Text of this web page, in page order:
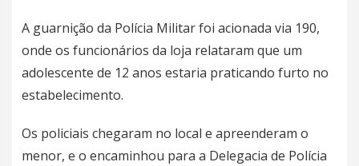
A guarnição da Polícia Militar foi acionada via 190,
onde os funcionários da loja relataram que um
adolescente de 12 anos estaria praticando furto no
estabelecimento.
Os policiais chegaram no local e apreenderam o
menor, e o encaminhou para a Delegacia de Polícia